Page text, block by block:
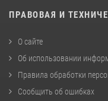
ПРАВОВАЯ И
О сайте
Об использовании
Правила обработки
Сообщить об ошибках